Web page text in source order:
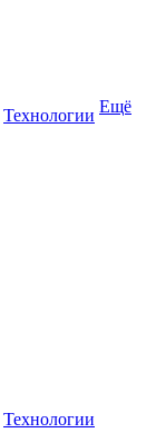
Технологии Ещё
Технологии